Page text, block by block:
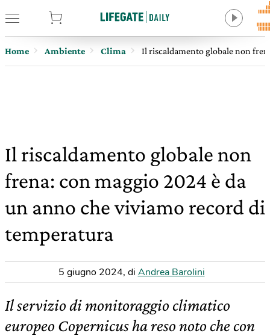
Home Ambiente Clima Il riscaldamento globale non
Il riscaldamento globale non
frena: con maggio 2024 è da
un anno che viviamo record di
temperatura
5 giugno 2024, di Andrea Barolini
Il servizio di monitoraggio climatico
europeo Copernicus ha reso noto che con